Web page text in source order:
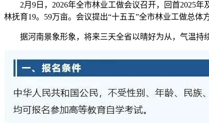
2月9日，2026年全市林业工做会议召开，回首2025年
林抚育19。59万亩。会议提出“十五五”全市林业工做总体
据河南景象形象，将来三天全省以晴好为从，气温持